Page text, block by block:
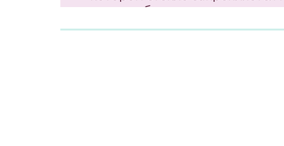
вот разобраться с их
– уже более сложное